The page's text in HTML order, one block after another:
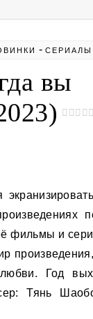
-СЕРИАЛЫ
вы
фильмы и
Год
Тянь